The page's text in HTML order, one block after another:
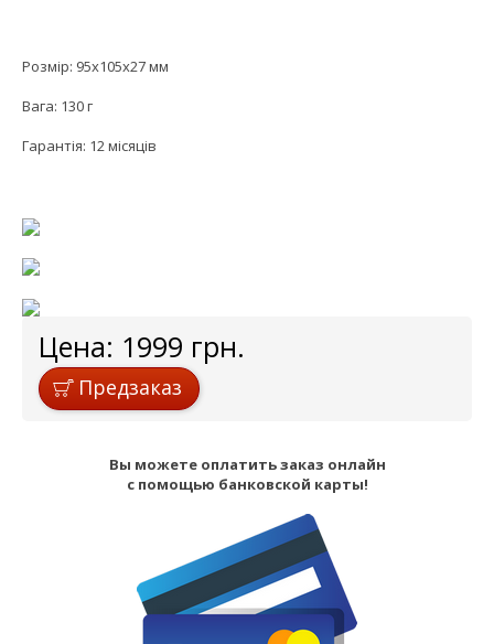
Розмір: 95х105х27 мм
Вага: 130 г
Гарантія: 12 місяців
Цена: 1999 грн.
Предзаказ
Вы можете оплатить заказ онлайн
с помощью банковской карты!